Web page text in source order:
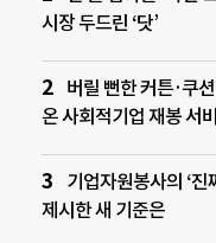
시장 두드린 ‘닷’
버릴 뻔한 커튼·쿠
온 사회적기업 재봉 서
기업자원봉사의 ‘
제시한 새 기준은